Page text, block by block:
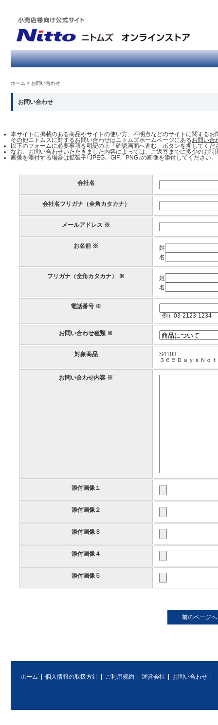
ホーム お問い合わせ
お問い合わせ
本サイトに掲載のある商品やサイトの使い方、不明点などのサイトに関する
その他ニトムズに対するお問い合わせはニトムズホームページにあるお問い合
以下のフォームに必要事項を明記の上「確認画面へ進む」ボタンを押してくだ
なお、お問い合わせいただきました内容によっては、ご返答までに多少のお
画像を添付する場合は拡張子｢JPEG、GIF、PNG｣の画像を添付してください
会社名
会社名フリガナ（全角カタカナ）
メールアドレス ※
お名前 ※
姓
名
フリガナ（全角カタカナ） ※
姓
名
電話番号 ※
例）03-2123-1234
お問い合わせ種類 ※
対象商品
S4103
３６５ＤａｙｓＮｏ
お問い合わせ内容 ※
添付画像１
添付画像２
添付画像３
添付画像４
添付画像５
前のページへ
ホーム 個人情報の取扱方針 ご利用規約 運営会社 お問い合わせ